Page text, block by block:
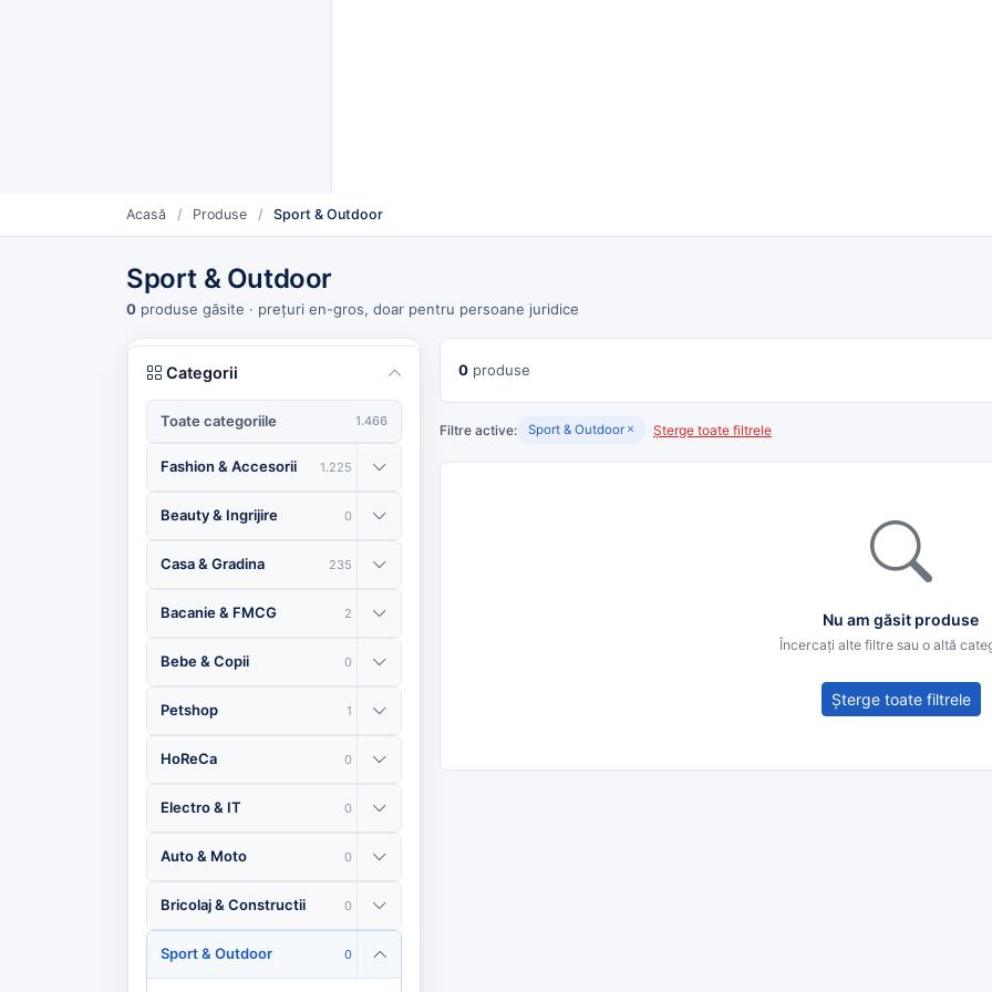
Acasă / Produse / Sport & Outdoor
Sport & Outdoor
0 produse găsite · prețuri en-gros, doar pentru persoane juridice
Categorii
Toate categoriile 1.466
Fashion & Accesorii 1.225
Beauty & Ingrijire 0
Casa & Gradina 235
Bacanie & FMCG 2
Bebe & Copii 0
Petshop 1
HoReCa 0
Electro & IT 0
Auto & Moto 0
Bricolaj & Constructii 0
Sport & Outdoor 0
0 produse
Filtre active: Sport & Outdoor Șterge toate filtrele
Nu am găsit produse
Încercați alte filtre sau o altă
Șterge toate filtrele